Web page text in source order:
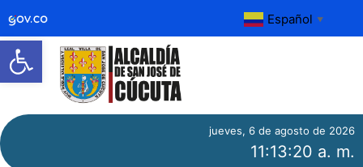
Abrir barra de herramientas
Español ▼
jueves, 6 de agosto de 2026
11:13:20 a. m.